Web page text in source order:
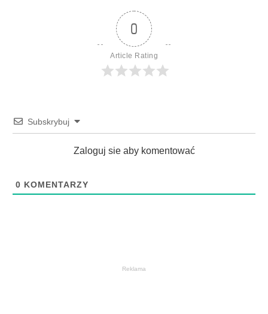
0
Article Rating
Subskrybuj
Zaloguj sie aby komentować
0 KOMENTARZY
Reklama